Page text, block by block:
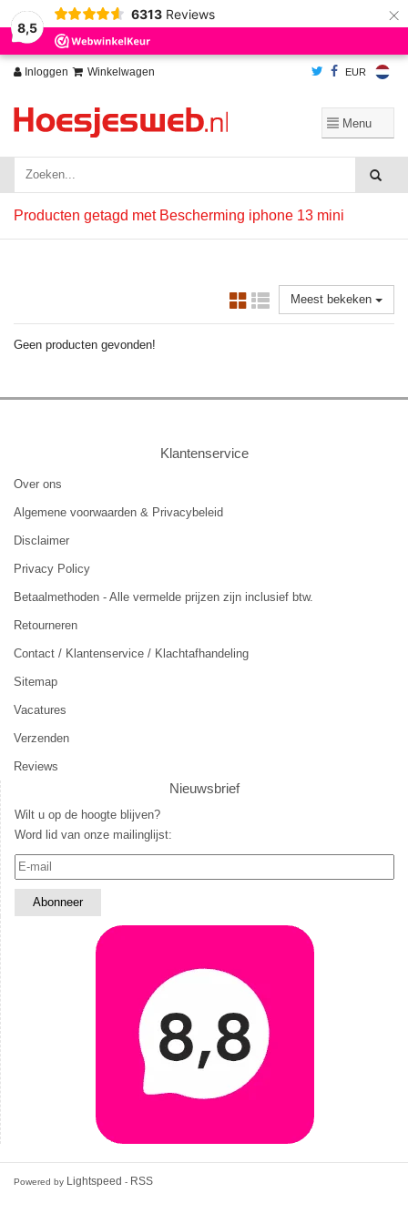
8,5
6313 Reviews ×
Inloggen Winkelwagen EUR
Producten getagd met Bescherming iphone 13 mini
Meest bekeken
Geen producten gevonden!
Klantenservice
Over ons
Algemene voorwaarden & Privacybeleid
Disclaimer
Privacy Policy
Betaalmethoden - Alle vermelde prijzen zijn inclusief btw.
Retourneren
Contact / Klantenservice / Klachtafhandeling
Sitemap
Vacatures
Verzenden
Reviews
Nieuwsbrief
Wilt u op de hoogte blijven?
Word lid van onze mailinglijst:
Powered by Lightspeed - RSS
Wij slaan cookies op om onze website te verbeteren. Is dat akkoord?
Ja
Nee